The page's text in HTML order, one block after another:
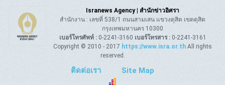
Isranews Agency | สำนักข่าวอิศรา
สำนักงาน : เลขที่ 538/1 ถนนสามเสน แขวงดุสิต เขตดุสิต
กรุงเทพมหานคร 10300
เบอร์โทรศัพท์ :0-2241-3160 เบอร์โทรสาร :0-2241-3161
Copyright © 2010 - 2017 https://www.isra.or.th All rights
reserved.
ติดต่อเรา Site Map